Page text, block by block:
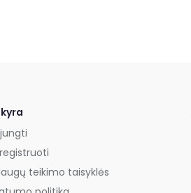
teikimo taisyklės